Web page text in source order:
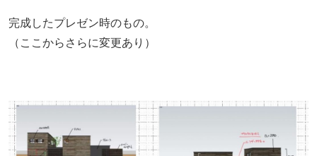
完成したプレゼン時のもの。
（ここからさらに変更あり）